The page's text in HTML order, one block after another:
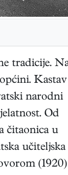
tradicije.
narodni
Od
čitaonica u
učiteljska
(1920)